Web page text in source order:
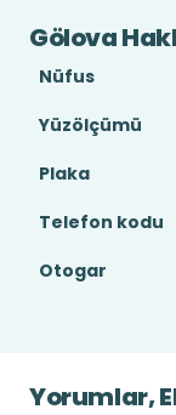
Gölova
Nüfus
Yüzölçümü
Plaka
Telefon kodu
Otogar
Yorumlar,